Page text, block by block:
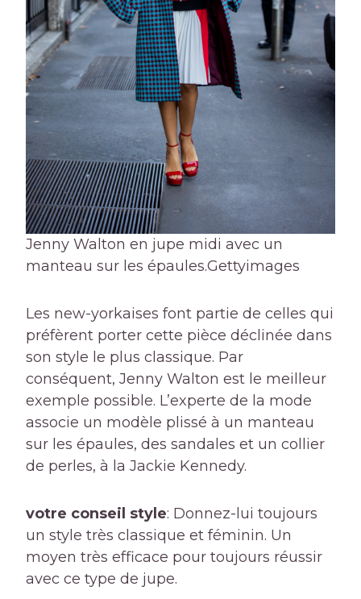
Jenny Walton en jupe midi avec un
manteau sur les épaules.Gettyimages
Les new-yorkaises font partie de celles qui
préfèrent porter cette pièce déclinée dans
son style le plus classique. Par
conséquent, Jenny Walton est le meilleur
exemple possible. L’experte de la mode
associe un modèle plissé à un manteau
sur les épaules, des sandales et un collier
de perles, à la Jackie Kennedy.
votre conseil style: Donnez-lui toujours
un style très classique et féminin. Un
moyen très efficace pour toujours réussir
avec ce type de jupe.